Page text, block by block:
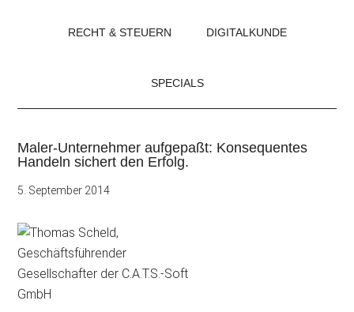
RECHT & STEUERN DIGITALKUNDE
SPECIALS
Maler-Unternehmer aufgepaßt: Konsequentes
Handeln sichert den Erfolg.
5. September 2014